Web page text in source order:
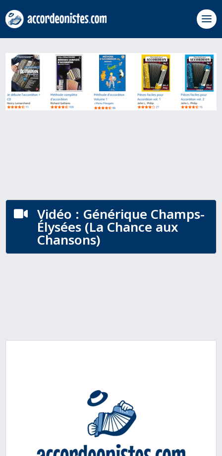
 Vidéo : Générique Champs-
Élysées (La Chance aux
Chansons)